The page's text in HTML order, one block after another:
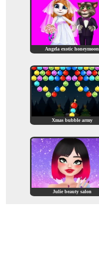
Angela exotic honeymoon
Xmas bubble army
Julie beauty salon